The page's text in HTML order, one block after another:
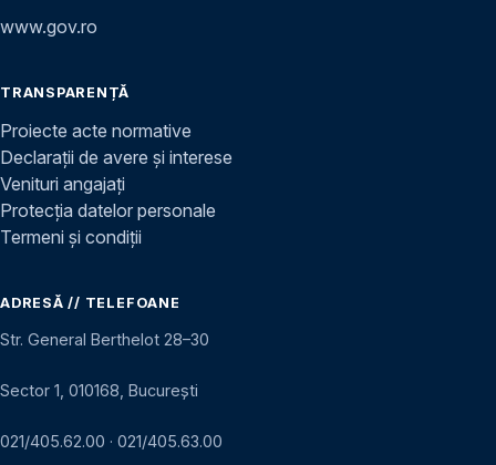
www.gov.ro
TRANSPARENȚĂ
Proiecte acte normative
Declarații de avere și interese
Venituri angajați
Protecția datelor personale
Termeni și condiții
ADRESĂ // TELEFOANE
Str. General Berthelot 28–30
Sector 1, 010168, București
021/405.62.00 · 021/405.63.00